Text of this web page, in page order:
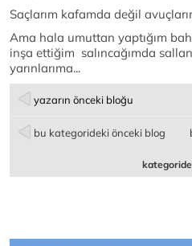
Saçlarım kafamda değil
Ama hala umuttan yaptığım
inşa ettiğim salıncağımda
yarınlarıma...
yazarın önceki bloğu
bu kategorideki önceki blog